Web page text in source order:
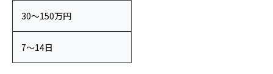
30〜150万円
7〜14日